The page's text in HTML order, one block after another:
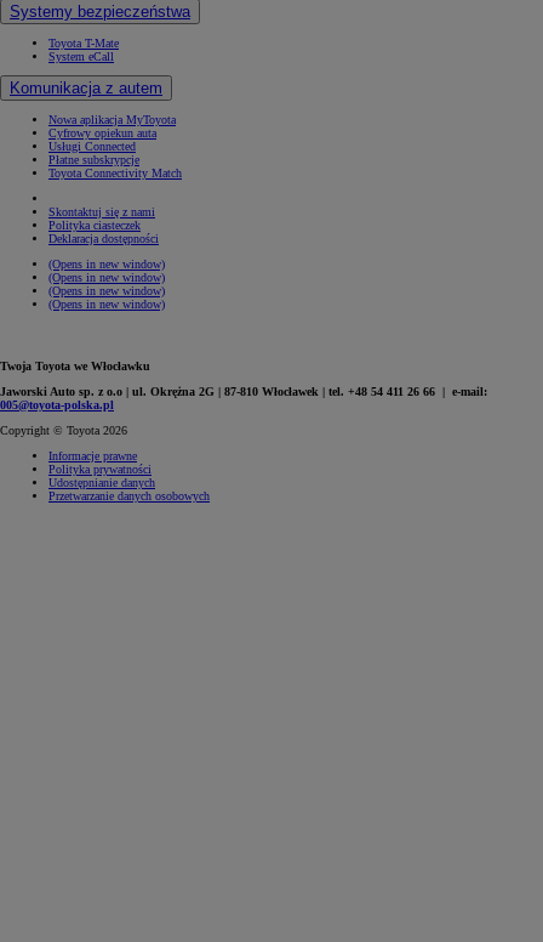
Systemy bezpieczeństwa
Toyota T-Mate
System eCall
Komunikacja z autem
Nowa aplikacja MyToyota
Cyfrowy opiekun auta
Usługi Connected
Płatne subskrypcje
Toyota Connectivity Match
Skontaktuj się z nami
Polityka ciasteczek
Deklaracja dostępności
(Opens in new window)
(Opens in new window)
(Opens in new window)
(Opens in new window)
Twoja Toyota we Włocławku
Jaworski Auto sp. z o.o | ul. Okrężna 2G | 87-810 Włocławek | tel. +48 54 411 26 66 | e-mail:
005@toyota-polska.pl
Copyright © Toyota 2026
Informacje prawne
Polityka prywatności
Udostępnianie danych
Przetwarzanie danych osobowych